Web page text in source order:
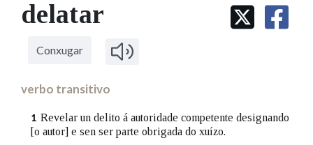
IDENTIDADE CORPORATIVA
MARCIAL DEL ADALID
FIGURAS HOMENAXEADAS
Facebook
TwitterYoutubeInstagram
Bluesky
BUSCAR NOS LEMAS
Comeza por
delatar
Conxugar
verbo transitivo
1 Revelar un delito á autoridade competente designando
[o autor] e sen ser parte obrigada do xuízo.